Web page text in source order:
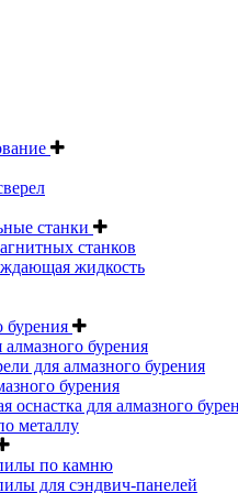
станки
станков
жидкость
бурения
бурения
для алмазного бурения
бурения
оснастка для алмазного
металлу
по камню
для сэндвич-панелей